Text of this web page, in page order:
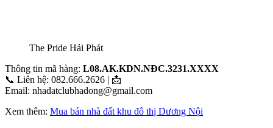
The Pride Hải Phát
Thông tin mã hàng: L08.AK.KDN.NĐC.3231.XXXX
📞 Liên hệ: 082.666.2626 | 📩
Email: nhadatclubhadong@gmail.com
Xem thêm: Mua bán nhà đất khu đô thị Dương Nội